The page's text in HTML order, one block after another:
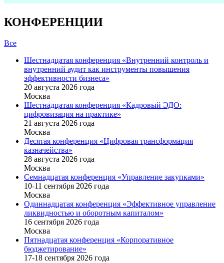
КОНФЕРЕНЦИИ
Все
Шестнадцатая конференция «Внутренний контроль и
внутренний аудит как инструменты повышения
эффективности бизнеса»
20 августа 2026 года
Москва
Шестнадцатая конференция «Кадровый ЭДО:
цифровизация на практике»
21 августа 2026 года
Москва
Десятая конференция «Цифровая трансформация
казначейства»
28 августа 2026 года
Москва
Семнадцатая конференция «Управление закупками»
10-11 сентября 2026 года
Москва
Одиннадцатая конференция «Эффективное управление
ликвидностью и оборотным капиталом»
16 cентября 2026 года
Москва
Пятнадцатая конференция «Корпоративное
бюджетирование»
17-18 сентября 2026 года